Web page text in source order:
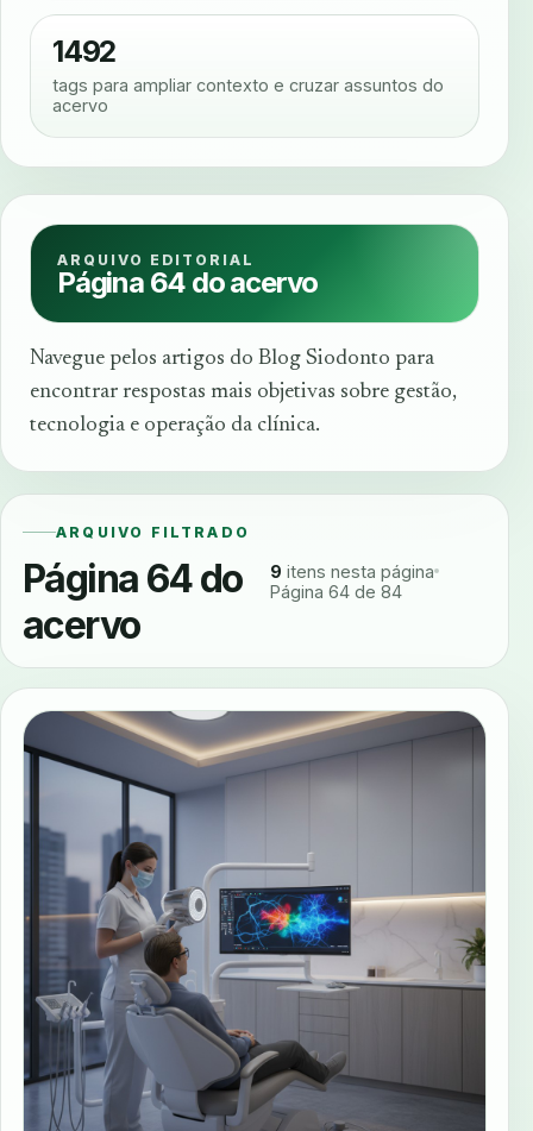
1492
tags para ampliar contexto e cruzar assuntos do
acervo
ARQUIVO EDITORIAL
Página 64 do acervo
Navegue pelos artigos do Blog Siodonto para
encontrar respostas mais objetivas sobre gestão,
tecnologia e operação da clínica.
ARQUIVO FILTRADO
Página 64 do
acervo
9 itens nesta página
Página 64 de 84